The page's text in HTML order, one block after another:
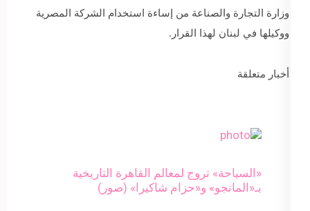
وزارة التجارة والصناعة من إساءة استخدام الشركة المصرية
ووكيلها في لبنان لهذا القرار.
أخبار متعلقة
​«السياحة» تروج لمعالم القاهرة التاريخية
بـ«المانجو» و«حزام شاكيرا» (صور)